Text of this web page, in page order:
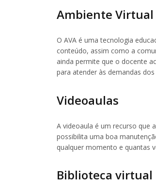
Ambiente
O AVA é uma tecnologia
conteúdo, assim como a
ainda permite que o docente
para atender às demandas
Videoaulas
A videoaula é um recurso que
possibilita uma boa
qualquer momento e quantas
Biblioteca virtual